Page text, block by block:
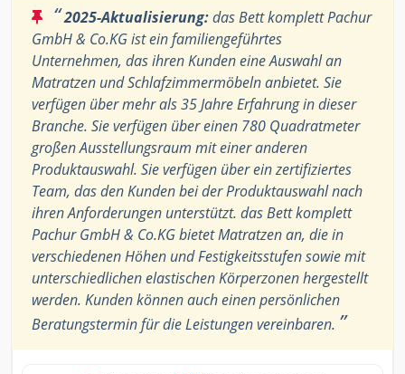
“2025-Aktualisierung:das Bett komplett Pachur
GmbH & Co.KG ist ein familiengeführtes
Unternehmen, das ihren Kunden eine Auswahl an
Matratzen und Schlafzimmermöbeln anbietet. Sie
verfügen über mehr als 35 Jahre Erfahrung in dieser
Branche. Sie verfügen über einen 780 Quadratmeter
großen Ausstellungsraum mit einer anderen
Produktauswahl. Sie verfügen über ein zertifiziertes
Team, das den Kunden bei der Produktauswahl nach
ihren Anforderungen unterstützt. das Bett komplett
Pachur GmbH & Co.KG bietet Matratzen an, die in
verschiedenen Höhen und Festigkeitsstufen sowie mit
unterschiedlichen elastischen Körperzonen hergestellt
werden. Kunden können auch einen persönlichen
Beratungstermin für die Leistungen vereinbaren. ”